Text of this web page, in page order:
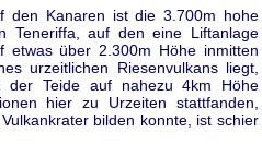
den Kanaren ist die 3.700m hohe
Teneriffa, auf den eine Liftanlage
etwas über 2.300m Höhe inmitten
urzeitlichen Riesenvulkans liegt,
der Teide auf nahezu 4km Höhe
hier zu Urzeiten stattfanden,
bilden konnte, ist schier